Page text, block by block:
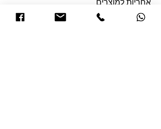
אחריות למוצרים
עבור לוחות הזכוכית מהמותג "
תינתן אחריות יצרן (א.ד.ר ציוד ומיכון